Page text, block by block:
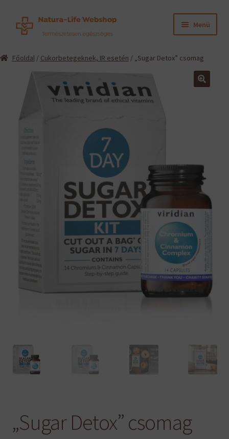
Ugrás
Kilépés
Menü
child
menu
Információk
Expand
child
Viszonteladók, szakembereknek
Főoldal/ Cukorbetegeknek, IR esetén / „Sugar Detox” csomag
„Sugar Detox” csomag